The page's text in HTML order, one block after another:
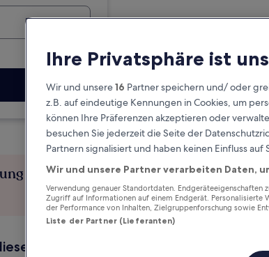
bei
Verdiene Prämien
wahrgenommene
Daten
Ihre Privatsphäre ist
Wir und unsere16 Partner speichern und/ oder
z.B. auf eindeutige Kennungen in Cookies, um
können Ihre Präferenzen akzeptieren oder
besuchen Sie jederzeit die Seite der
Partnern signalisiert und haben keinen Einfluss auf
Wir und unsere Partner verarbeiten Daten,
Verwendung genauer Standortdaten.
Zugriff auf Informationen auf einem Endgerät. Personalisierte
der Performance von Inhalten, Zielgruppenforschung sowie
Liste der Partner (Lieferanten)